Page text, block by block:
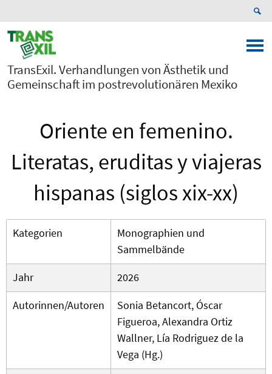
TransExil. Verhandlungen von Ästhetik und
Gemeinschaft im postrevolutionären Mexiko
Oriente en femenino.
Literatas, eruditas y viajeras
hispanas (siglos xix-xx)
Kategorien
Monographien und
Sammelbände
Jahr
2026
Autorinnen/Autoren
Sonia Betancort, Óscar
Figueroa, Alexandra Ortiz
Wallner, Lía Rodriguez de la
Vega (Hg.)